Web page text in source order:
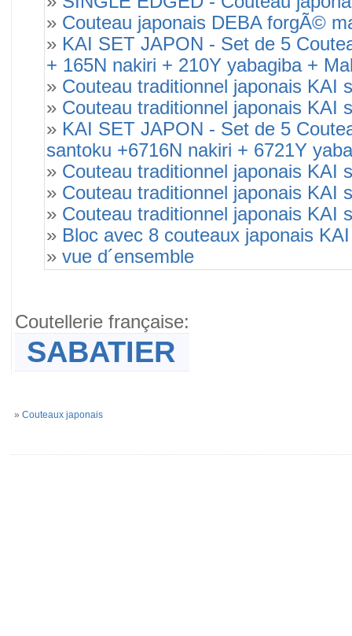
» Couteau japonais DEBA forgÃ©
» KAI SET JAPON - Set de 5
+ 165N nakiri + 210Y yabagiba +
» Couteau traditionnel japonais KAI
» Couteau traditionnel japonais KAI
» KAI SET JAPON - Set de 5
santoku +6716N nakiri + 6721Y
» Couteau traditionnel japonais KAI
» Couteau traditionnel japonais KAI
» Couteau traditionnel japonais KAI
» Bloc avec 8 couteaux japonais
» vue d´ensemble
Coutellerie française:
SABATIER
» Couteaux japonais